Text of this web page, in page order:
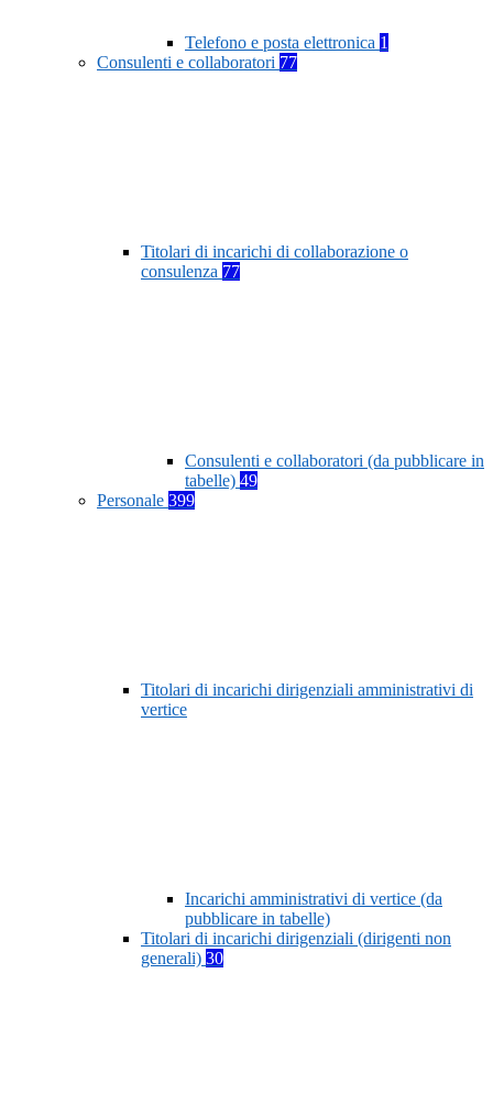
Telefono e posta elettronica 1
Consulenti e collaboratori 77
Titolari di incarichi di collaborazione o
consulenza 77
Consulenti e collaboratori (da pubblicare in
tabelle) 49
Personale 399
Titolari di incarichi dirigenziali amministrativi di
vertice
Incarichi amministrativi di vertice (da
pubblicare in tabelle)
Titolari di incarichi dirigenziali (dirigenti non
generali) 30